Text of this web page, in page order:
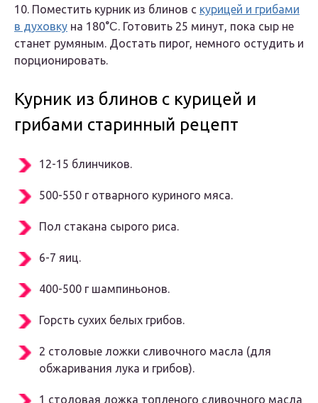
10. Поместить курник из блинов с курицей и грибами
в духовку на 180°Ϲ. Готовить 25 минут, пока сыр не
станет румяным. Достать пирог, немного остудить и
порционировать.
Курник из блинов с курицей и
грибами старинный рецепт
12-15 блинчиков.
500-550 г отварного куриного мяса.
Пол стакана сырого риса.
6-7 яиц.
400-500 г шампиньонов.
Горсть сухих белых грибов.
2 столовые ложки сливочного масла (для
обжаривания лука и грибов).
1 столовая ложка топленого сливочного масла